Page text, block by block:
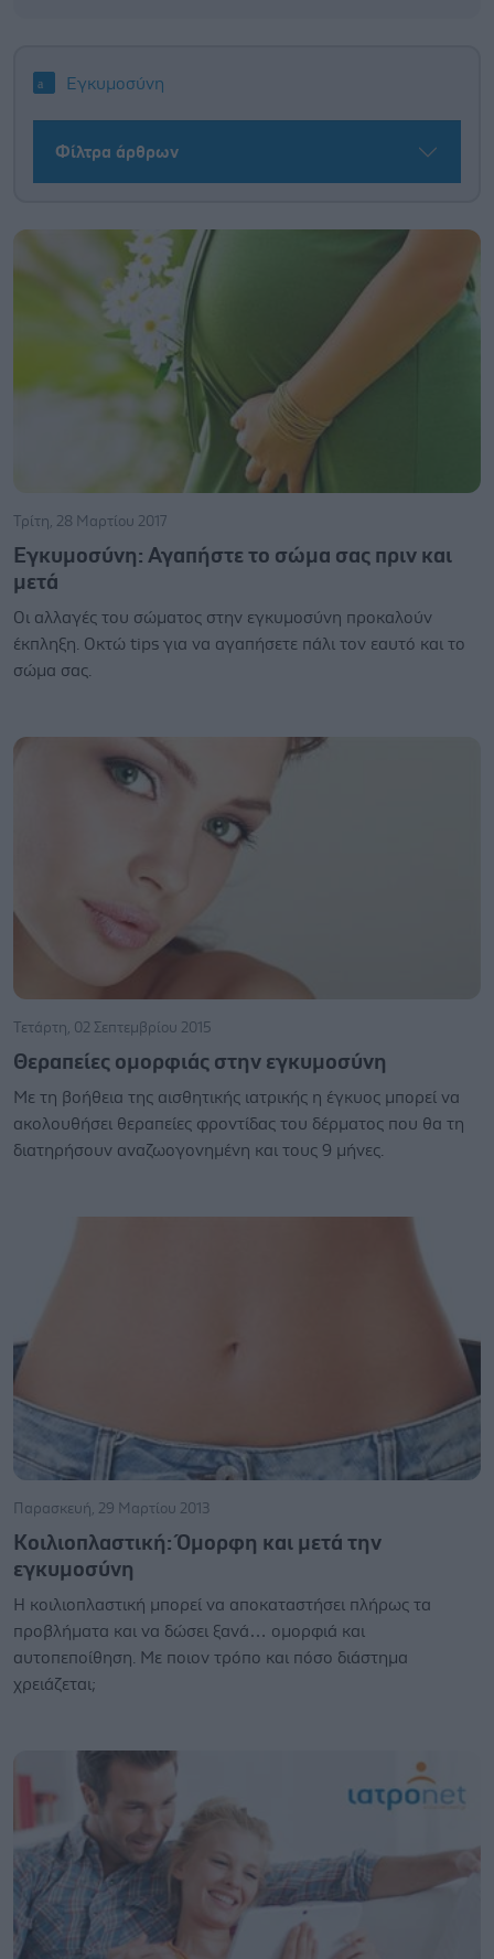
Εγκυμοσύνη
Φίλτρα άρθρων
Τρίτη, 28 Μαρτίου 2017
Εγκυμοσύνη: Αγαπήστε το σώμα σας πριν και
μετά
Οι αλλαγές του σώματος στην εγκυμοσύνη προκαλούν
έκπληξη. Οκτώ tips για να αγαπήσετε πάλι τον εαυτό και το
σώμα σας.
Τετάρτη, 02 Σεπτεμβρίου 2015
Θεραπείες ομορφιάς στην εγκυμοσύνη
Με τη βοήθεια της αισθητικής ιατρικής η έγκυος μπορεί να
ακολουθήσει θεραπείες φροντίδας του δέρματος που θα τη
διατηρήσουν αναζωογονημένη και τους 9 μήνες.
Παρασκευή, 29 Μαρτίου 2013
Kοιλιοπλαστική: Όμορφη και μετά την
εγκυμοσύνη
H κοιλιοπλαστική μπορεί να αποκαταστήσει πλήρως τα
προβλήματα και να δώσει ξανά… ομορφιά και
αυτοπεποίθηση. Με ποιον τρόπο και πόσο διάστημα
χρειάζεται;